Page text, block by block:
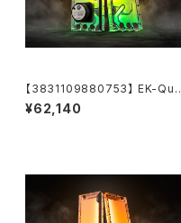
【3831109880753】 EK-Qua
ntum Kinetic³ FLT 280 D5
PWM D-RGB - Plexi
¥62,140